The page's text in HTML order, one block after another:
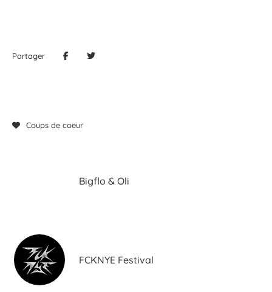
Partager
Coups de coeur
Bigflo & Oli
FCKNYE Festival